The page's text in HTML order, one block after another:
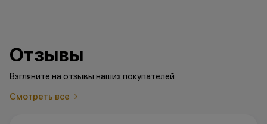
Отзывы
Взгляните на отзывы наших покупателей
Смотреть все